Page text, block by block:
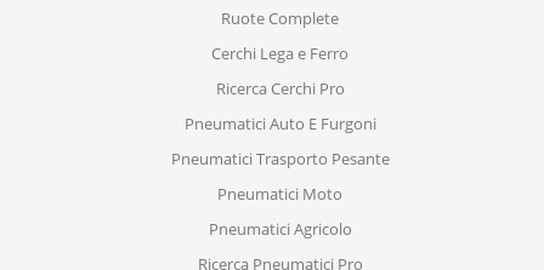
Ruote Complete
Cerchi Lega e Ferro
Ricerca Cerchi Pro
Pneumatici Auto E Furgoni
Pneumatici Trasporto Pesante
Pneumatici Moto
Pneumatici Agricolo
Ricerca Pneumatici Pro